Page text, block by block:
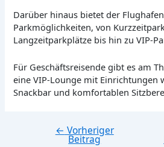
Darüber hinaus bietet der
Parkmöglichkeiten, von
Langzeitparkplätze bis hin zu VIP-
Für Geschäftsreisende gibt es am
eine VIP-Lounge mit Einrichtungen
Snackbar und komfortablen
Beitragsnavigation
← Vorheriger
Beitrag